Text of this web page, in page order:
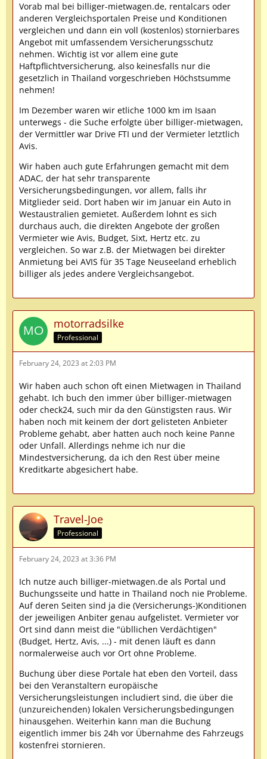
Vorab mal bei billiger-mietwagen.de, rentalcars oder
anderen Vergleichsportalen Preise und Konditionen
vergleichen und dann ein voll (kostenlos) stornierbares
Angebot mit umfassendem Versicherungsschutz
nehmen. Wichtig ist vor allem eine gute
Haftpflichtversicherung, also keinesfalls nur die
gesetzlich in Thailand vorgeschrieben Höchstsumme
nehmen!
Im Dezember waren wir etliche 1000 km im Isaan
unterwegs - die Suche erfolgte über billiger-mietwagen,
der Vermittler war Drive FTI und der Vermieter letztlich
Avis.
Wir haben auch gute Erfahrungen gemacht mit dem
ADAC, der hat sehr transparente
Versicherungsbedingungen, vor allem, falls ihr
Mitglieder seid. Dort haben wir im Januar ein Auto in
Westaustralien gemietet. Außerdem lohnt es sich
durchaus auch, die direkten Angebote der großen
Vermieter wie Avis, Budget, Sixt, Hertz etc. zu
vergleichen. So war z.B. der Mietwagen bei direkter
Anmietung bei AVIS für 35 Tage Neuseeland erheblich
billiger als jedes andere Vergleichsangebot.
motorradsilke
Professional
February 24, 2023 at 2:03 PM
Wir haben auch schon oft einen Mietwagen in Thailand
gehabt. Ich buch den immer über billiger-mietwagen
oder check24, such mir da den Günstigsten raus. Wir
haben noch mit keinem der dort gelisteten Anbieter
Probleme gehabt, aber hatten auch noch keine Panne
oder Unfall. Allerdings nehme ich nur die
Mindestversicherung, da ich den Rest über meine
Kreditkarte abgesichert habe.
Travel-Joe
Professional
February 24, 2023 at 3:36 PM
Ich nutze auch billiger-mietwagen.de als Portal und
Buchungsseite und hatte in Thailand noch nie Probleme.
Auf deren Seiten sind ja die (Versicherungs-)Konditionen
der jeweiligen Anbiter genau aufgelistet. Vermieter vor
Ort sind dann meist die "übllichen Verdächtigen"
(Budget, Hertz, Avis, ...) - mit denen läuft es dann
normalerweise auch vor Ort ohne Probleme.
Buchung über diese Portale hat eben den Vorteil, dass
bei den Veranstaltern europäische
Versicherungsleistungen includiert sind, die über die
(unzureichenden) lokalen Versicherungsbedingungen
hinausgehen. Weiterhin kann man die Buchung
eigentlich immer bis 24h vor Übernahme des Fahrzeugs
kostenfrei stornieren.